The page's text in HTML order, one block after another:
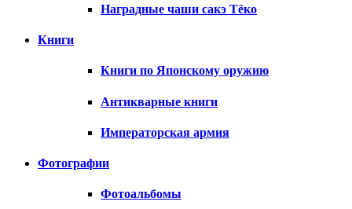
Наградные чаши сакэ Тёко
Книги
Книги по Японскому оружию
Антикварные книги
Императорская армия
Фотографии
Фотоальбомы